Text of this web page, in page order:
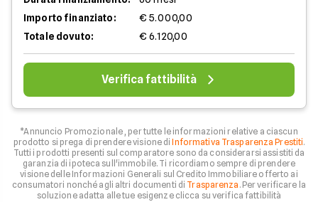
Importo finanziato:
€ 5.000,00
Totale dovuto:
€ 6.120,00
Verifica fattibilità
*Annuncio Promozionale , per tutte le informazioni relative a ciascun
prodotto si prega di prendere visione diInformativa Trasparenza Prestiti.
Tutti i prodotti presenti sul comparatore sono da considerarsi assistiti da
garanzia di ipoteca sull'immobile. Ti ricordiamo sempre di prendere
visione delle Informazioni Generali sul Credito Immobiliare offerto ai
consumatori nonché agli altri documenti di Trasparenza . Per verificare la
soluzione adatta alle tue esigenze clicca su verifica fattibilità